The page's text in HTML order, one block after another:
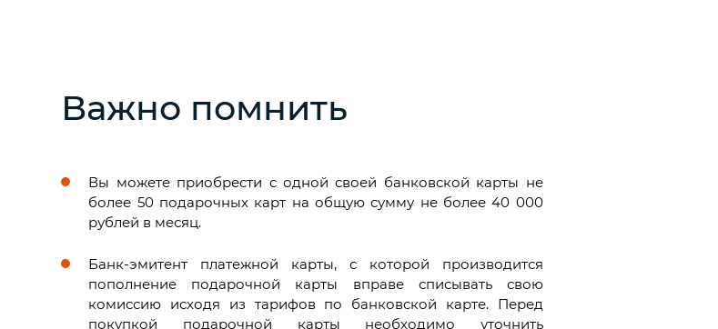
Важно помнить
Вы можете приобрести с одной своей банковской карты не
более 50 подарочных карт на общую сумму не более 40 000
рублей в месяц.
Банк-эмитент платежной карты, с которой производится
пополнение подарочной карты вправе списывать свою
комиссию исходя из тарифов по банковской карте. Перед
покупкой подарочной карты необходимо уточнить